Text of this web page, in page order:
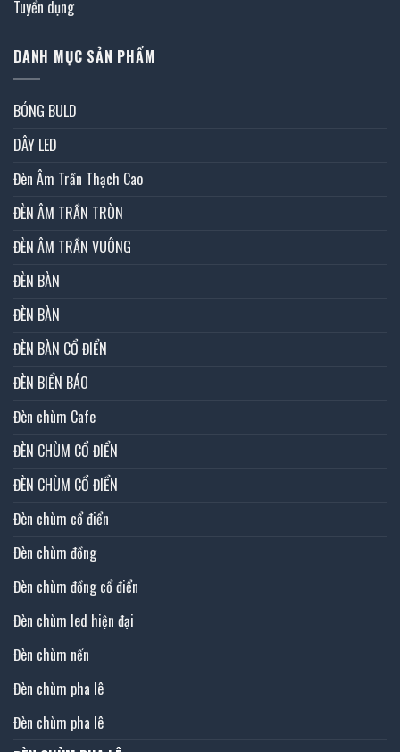
Tuyển dụng
DANH MỤC SẢN PHẨM
BÓNG BULD
DÂY LED
Đèn Âm Trần Thạch Cao
ĐÈN ÂM TRẦN TRÒN
ĐÈN ÂM TRẦN VUÔNG
ĐÈN BÀN
ĐÈN BÀN
ĐÈN BÀN CỔ ĐIỂN
ĐÈN BIỂN BÁO
Đèn chùm Cafe
ĐÈN CHÙM CỔ ĐIỂN
ĐÈN CHÙM CỔ ĐIỂN
Đèn chùm cổ điển
Đèn chùm đồng
Đèn chùm đồng cổ điển
Đèn chùm led hiện đại
Đèn chùm nến
Đèn chùm pha lê
Đèn chùm pha lê